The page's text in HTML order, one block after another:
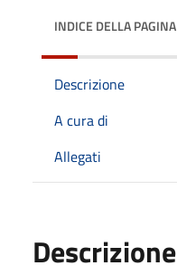
INDICE DELLA PAGINA
Descrizione
A cura di
Allegati
Descrizione